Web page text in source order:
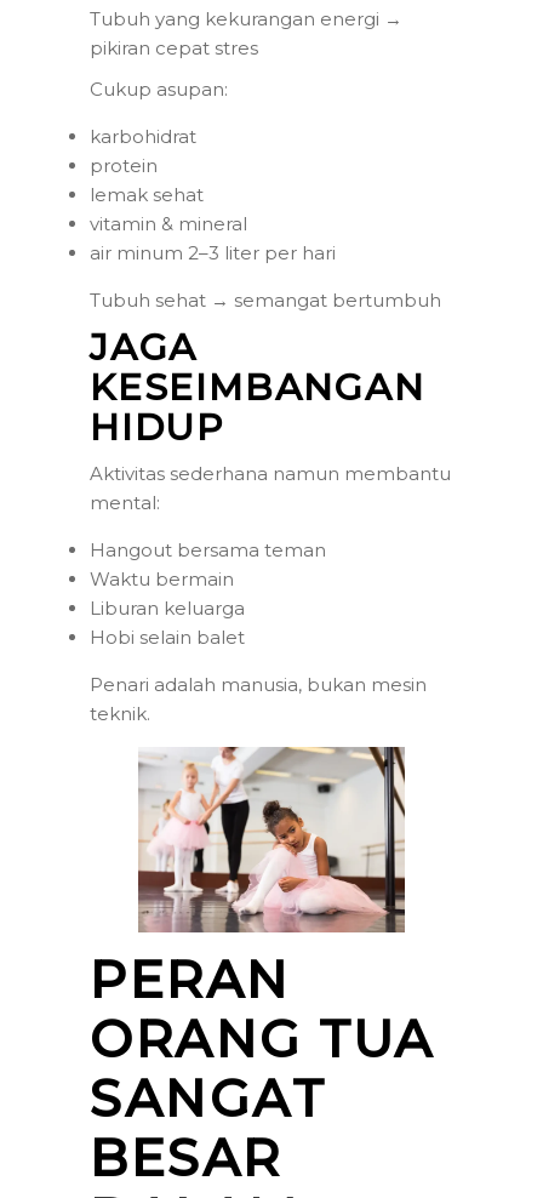
Tubuh yang kekurangan energi →
pikiran cepat stres
Cukup asupan:
karbohidrat
protein
lemak sehat
vitamin & mineral
air minum 2–3 liter per hari
Tubuh sehat → semangat bertumbuh
JAGA
KESEIMBANGAN
HIDUP
Aktivitas sederhana namun membantu
mental:
Hangout bersama teman
Waktu bermain
Liburan keluarga
Hobi selain balet
Penari adalah manusia, bukan mesin
teknik.
PERAN
ORANG TUA
SANGAT
BESAR